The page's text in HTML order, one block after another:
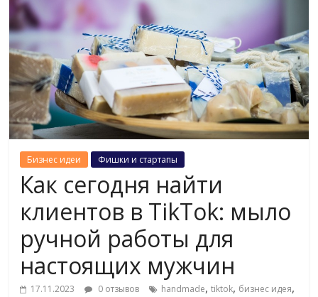
Бизнес идеи Фишки и стартапы
Как сегодня найти
клиентов в TikTok: мыло
ручной работы для
настоящих мужчин
17.11.2023 0 отзывов handmade,tiktok, бизнес идея,